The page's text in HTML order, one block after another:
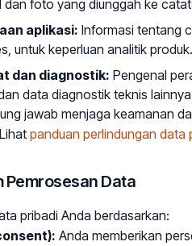
dan foto yang diunggah ke
aplikasi: Informasi tentang
untuk keperluan analitik produk.
dan diagnostik: Pengenal
data diagnostik teknis
jawab menjaga keamanan
panduan perlindungan data
Pemrosesan Data
pribadi Anda berdasarkan:
Anda memberikan